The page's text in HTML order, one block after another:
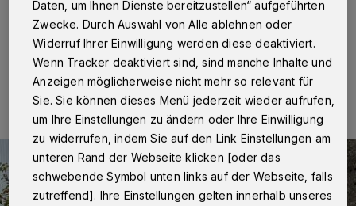
25.09.2025 , 11:00 Uhr Eine Minute Lesezeit
Daten, um Ihnen Dienste bereitzustellen“ aufgeführten
Zwecke. Durch Auswahl von Alle ablehnen oder
Widerruf Ihrer Einwilligung werden diese deaktiviert.
Wenn Tracker deaktiviert sind, sind manche Inhalte und
Anzeigen möglicherweise nicht mehr so relevant für
Sie. Sie können dieses Menü jederzeit wieder aufrufen,
um Ihre Einstellungen zu ändern oder Ihre Einwilligung
zu widerrufen, indem Sie auf den Link Einstellungen am
unteren Rand der Webseite klicken [oder das
schwebende Symbol unten links auf der Webseite, falls
zutreffend]. Ihre Einstellungen gelten innerhalb unseres